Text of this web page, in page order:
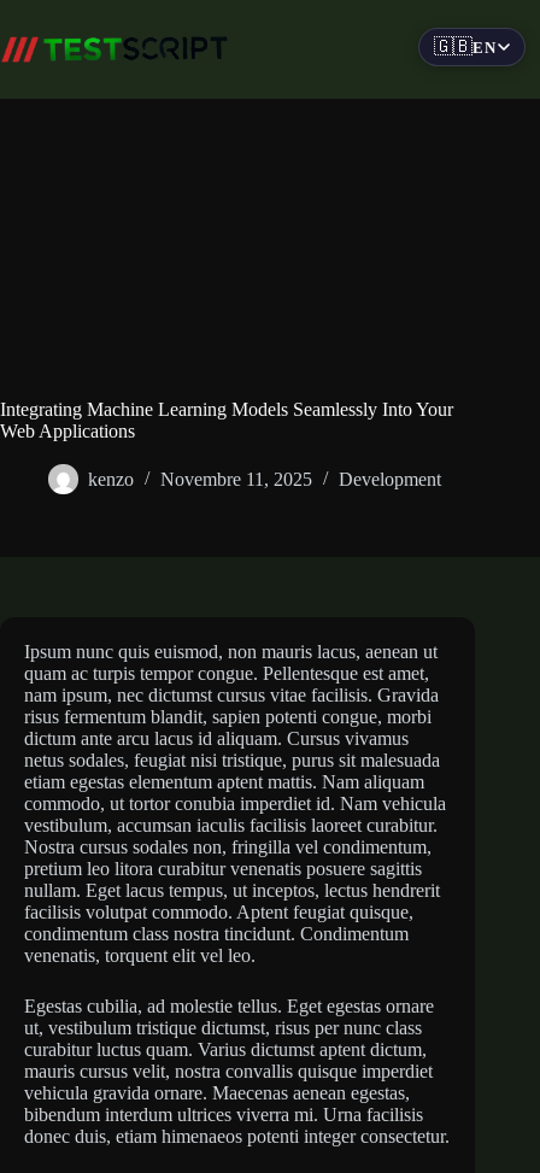
content
🇬🇧EN
Integrating Machine Learning Models Seamlessly Into Your
Web Applications
kenzo Novembre 11, 2025 Development
Ipsum nunc quis euismod, non mauris lacus, aenean ut
quam ac turpis tempor congue. Pellentesque est amet,
nam ipsum, nec dictumst cursus vitae facilisis. Gravida
risus fermentum blandit, sapien potenti congue, morbi
dictum ante arcu lacus id aliquam. Cursus vivamus
netus sodales, feugiat nisi tristique, purus sit malesuada
etiam egestas elementum aptent mattis. Nam aliquam
commodo, ut tortor conubia imperdiet id. Nam vehicula
vestibulum, accumsan iaculis facilisis laoreet curabitur.
Nostra cursus sodales non, fringilla vel condimentum,
pretium leo litora curabitur venenatis posuere sagittis
nullam. Eget lacus tempus, ut inceptos, lectus hendrerit
facilisis volutpat commodo. Aptent feugiat quisque,
condimentum class nostra tincidunt. Condimentum
venenatis, torquent elit vel leo.
Egestas cubilia, ad molestie tellus. Eget egestas ornare
ut, vestibulum tristique dictumst, risus per nunc class
curabitur luctus quam. Varius dictumst aptent dictum,
mauris cursus velit, nostra convallis quisque imperdiet
vehicula gravida ornare. Maecenas aenean egestas,
bibendum interdum ultrices viverra mi. Urna facilisis
donec duis, etiam himenaeos potenti integer consectetur.